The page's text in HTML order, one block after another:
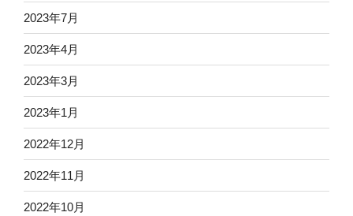
2023年7月
2023年4月
2023年3月
2023年1月
2022年12月
2022年11月
2022年10月